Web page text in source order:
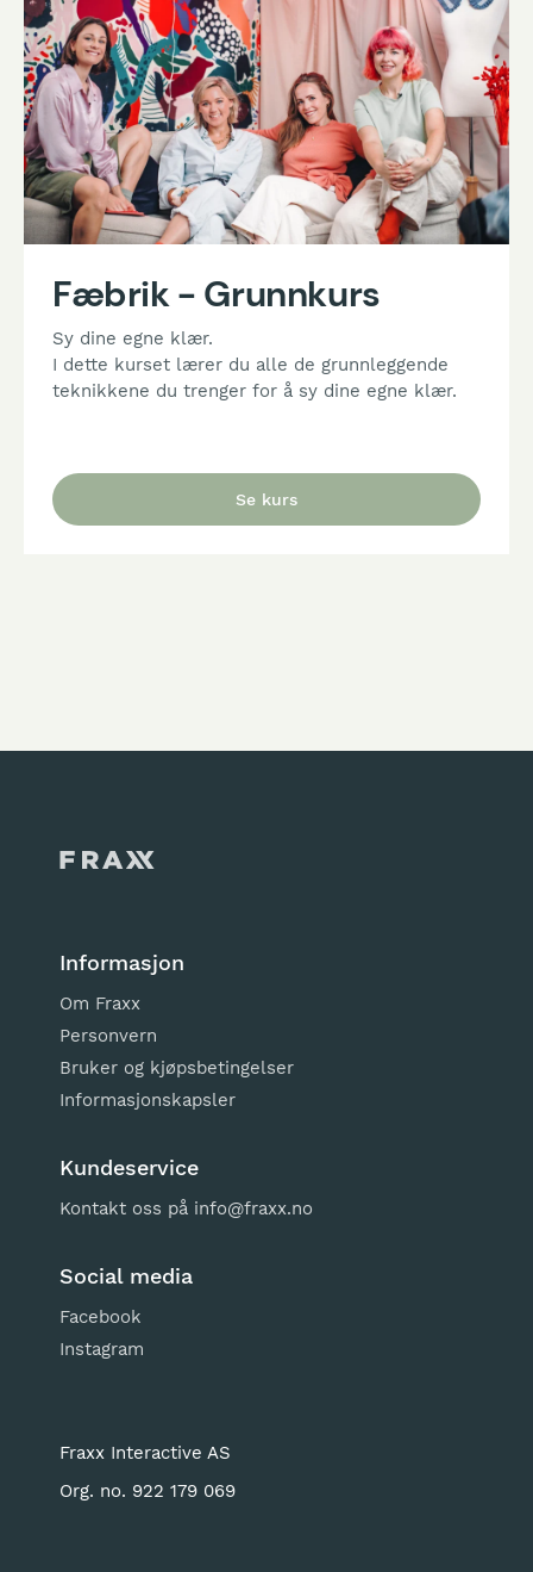
Fæbrik - Grunnkurs
Sy dine egne klær.
I dette kurset lærer du alle de grunnleggende
teknikkene du trenger for å sy dine egne klær.
Se kurs
Informasjon
Om Fraxx
Personvern
Bruker og kjøpsbetingelser
Informasjonskapsler
Kundeservice
Kontakt oss på info@fraxx.no
Social media
Facebook
Instagram
Fraxx Interactive AS
Org. no. 922 179 069